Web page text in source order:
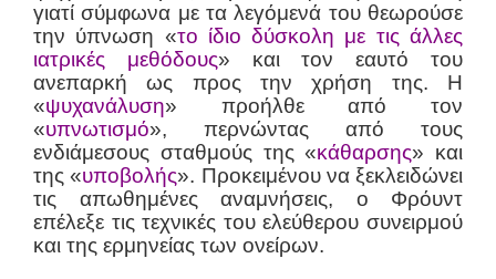
γιατί σύμφωνα με τα λεγόμενά του θεωρούσε
την ύπνωση «το ίδιο δύσκολη με τις άλλες
ιατρικές μεθόδους» και τον εαυτό του
ανεπαρκή ως προς την χρήση της. Η
«ψυχανάλυση» προήλθε από τον
«υπνωτισμό», περνώντας από τους
ενδιάμεσους σταθμούς της «κάθαρσης» και
της «υποβολής». Προκειμένου να ξεκλειδώνει
τις απωθημένες αναμνήσεις, ο Φρόυντ
επέλεξε τις τεχνικές του ελεύθερου συνειρμού
και της ερμηνείας των ονείρων.